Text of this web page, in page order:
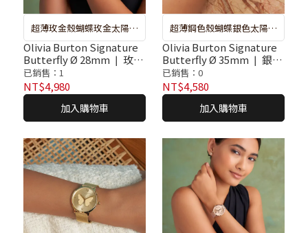
超薄玫金殼蝴蝶玫金太陽紋
面棉花物粉色真皮錶帶
Olivia Burton Signature
Butterfly Ø 28mm ❘ 玫瑰
金彩繪蝶舞太陽紋皮革腕
錶
已銷售：1
NT$4,980
加入購物車
超薄鋼色殼蝴蝶銀色太陽紋
面裸色真皮錶帶腕錶
Olivia Burton Signature
Butterfly Ø 35mm ❘ 銀殼
彩繪蝶舞太陽紋皮革腕錶
已銷售：0
NT$4,580
加入購物車